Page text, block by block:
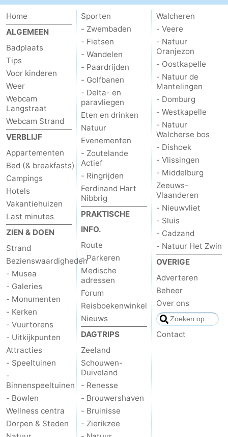
Home
ALGEMEEN
Badplaats
Tips
Voor kinderen
Weer
Webcam
Langstraat
Webcam Strand
VERBLIJF
Appartementen
Bed (& breakfasts)
Campings
Hotels
Vakantiehuizen
Last minutes
ZIEN & DOEN
Strand
Bezienswaardigheden
- Musea
- Galeries
- Monumenten
- Kerken
- Vuurtorens
- Uitkijkpunten
Attracties
- Speeltuinen
-
Binnenspeeltuinen
- Bowlen
Wellness centra
Dorpen & Steden
Sporten
- Zwembaden
- Fietsen
- Wandelen
- Paardrijden
- Golfbanen
- Delta- en
paravliegen
Eten en drinken
Natuur
Evenementen
- Zoutelande
Actief
- Ringrijden
Ferdinand Hart
Nibbrig
PRAKTISCHE
INFO.
Route
- Parkeren
Medische
adressen
Forum
Reisboekenwinkel
Nieuws
DAGTRIPS
Zeeland
Schouwen-
Duiveland
- Renesse
- Brouwershaven
- Bruinisse
- Zierikzee
Walcheren
- Veere
- Natuur
Oranjezon
- Oostkapelle
- Natuur de
Mantelingen
- Domburg
- Westkapelle
- Natuur
Walcherse bos
- Dishoek
- Vlissingen
- Middelburg
Zeeuws-
Vlaanderen
- Nieuwvliet
- Sluis
- Cadzand
- Natuur Het Zwin
OVERIGE
Adverteren
Beheer
Over ons
Contact